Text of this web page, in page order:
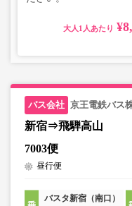
大人
京王電鉄バス
新宿⇒飛騨高山
7003便
昼行便
バスタ新宿（南口）